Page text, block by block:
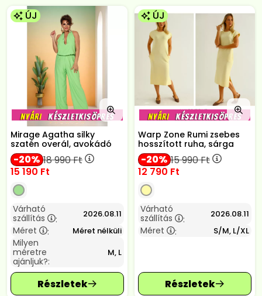
ÚJ
Mirage Agatha silky
szatén overál, avokádó
20 18 990Ft
15 190 Ft
Várható
szállítás
: 2026.08.11
Méret : Méret nélküli
Milyen
méretre
ajánljuk?:
M, L
ÚJ
Warp Zone Rumi zsebes
hosszított ruha, sárga
20 15 990Ft
12 790 Ft
Várható
szállítás
: 2026.08.11
Méret : S/M, L/XL